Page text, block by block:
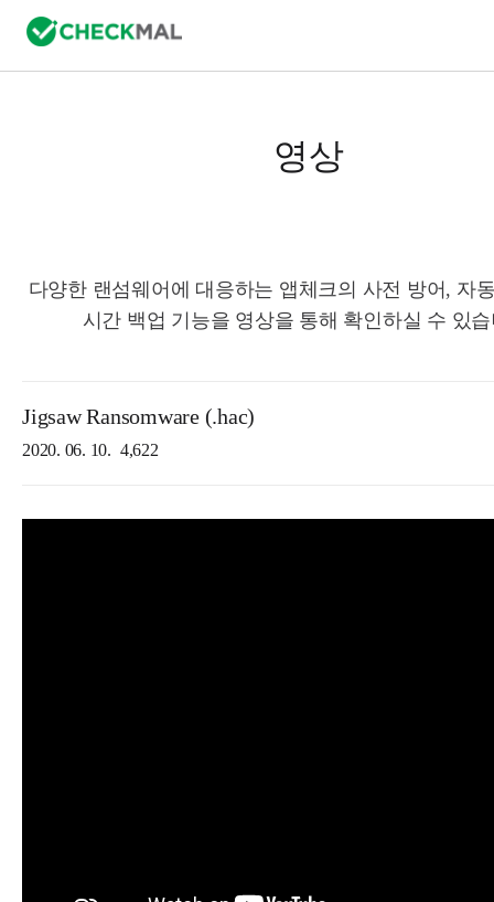
영상
다양한 랜섬웨어에 대응하는 앱체크의 사전 방어, 자
시간 백업 기능을 영상을 통해 확인하실 수 있
Jigsaw Ransomware (.hac)
2020. 06. 10. 4,622